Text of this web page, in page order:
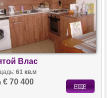
Влас
61 кв.м
€ 70 400